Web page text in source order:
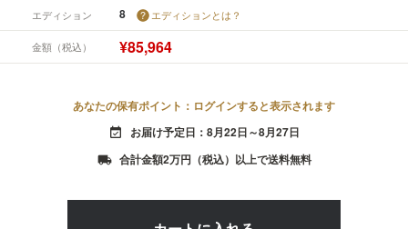
エディション 8 エディションとは？
金額（税込） ¥85,964
あなたの保有ポイント：ログインすると表示されます
event_available お届け予定日：8月22日～8月27日
local_shipping 合計金額2万円（税込）以上で送料無料